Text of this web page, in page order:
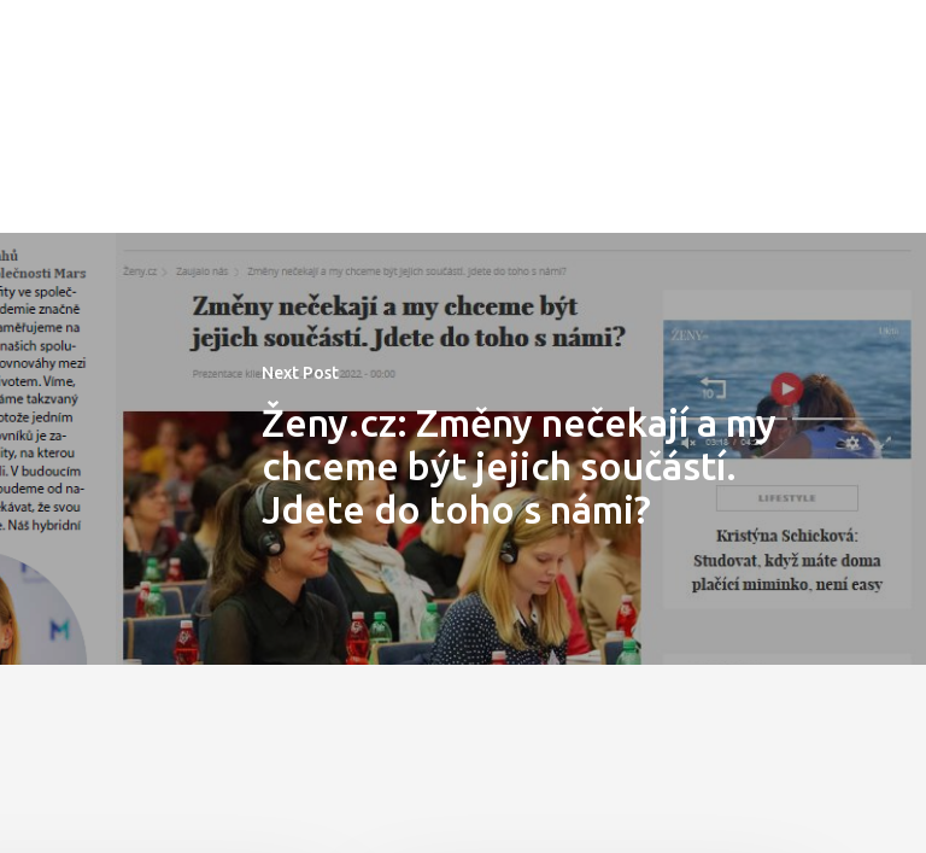
Next Post
Ženy.cz: Změny nečekají a my
chceme být jejich součástí.
Jdete do toho s námi?